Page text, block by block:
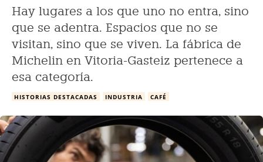
Hay lugares a los que uno no entra, sino
que se adentra. Espacios que no se
visitan, sino que se viven. La fábrica de
Michelin en Vitoria-Gasteiz pertenece a
esa categoría.
HISTORIAS DESTACADAS INDUSTRIA CAFÉ